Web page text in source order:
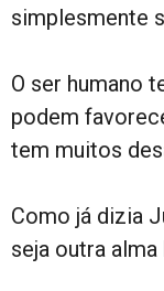
simplesmente
O ser humano
podem
tem muitos
Como já dizia
seja outra alma